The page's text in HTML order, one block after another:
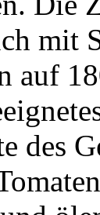
mit
auf
des